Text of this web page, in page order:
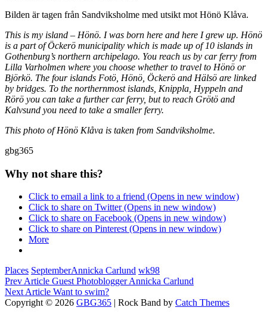
Bilden är tagen från Sandviksholme med utsikt mot Hönö Klåva.
This is my island – Hönö. I was born here and here I grew up. Hönö
is a part of Öckerö municipality which is made up of 10 islands in
Gothenburg’s northern archipelago. You reach us by car ferry from
Lilla Varholmen where you choose whether to travel to Hönö or
Björkö. The four islands Fotö, Hönö, Öckerö and Hälsö are linked
by bridges. To the northernmost islands, Knippla, Hyppeln and
Rörö you can take a further car ferry, but to reach Grötö and
Kalvsund you need to take a smaller ferry.
This photo of Hönö Klåva is taken from Sandviksholme.
gbg365
Why not share this?
Click to email a link to a friend (Opens in new window)
Click to share on Twitter (Opens in new window)
Click to share on Facebook (Opens in new window)
Click to share on Pinterest (Opens in new window)
More
Categories
Places SeptemberTags,
Annicka Carlund wk98
Post
navigation
Previous
Post
Prev Article Guest Photoblogger Annicka Carlund
Next
Post
Next Article Want to swim?
Copyright © 2026 GBG365 | Rock Band by Catch Themes